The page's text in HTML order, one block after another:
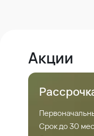
Акции
Срок до 30